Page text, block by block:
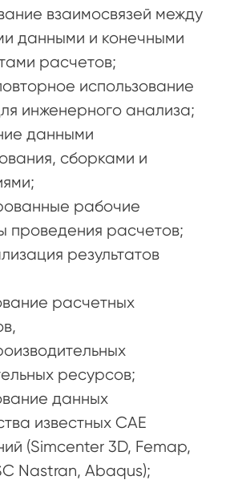
взаимосвязей между
данными и конечными
расчетов;
использование
инженерного анализа;
данными
сборками и
рабочие
проведения расчетов;
результатов
расчетных
ресурсов;
данных
известных CAE
(Simcenter 3D, Femap,
Nastran, Abaqus);